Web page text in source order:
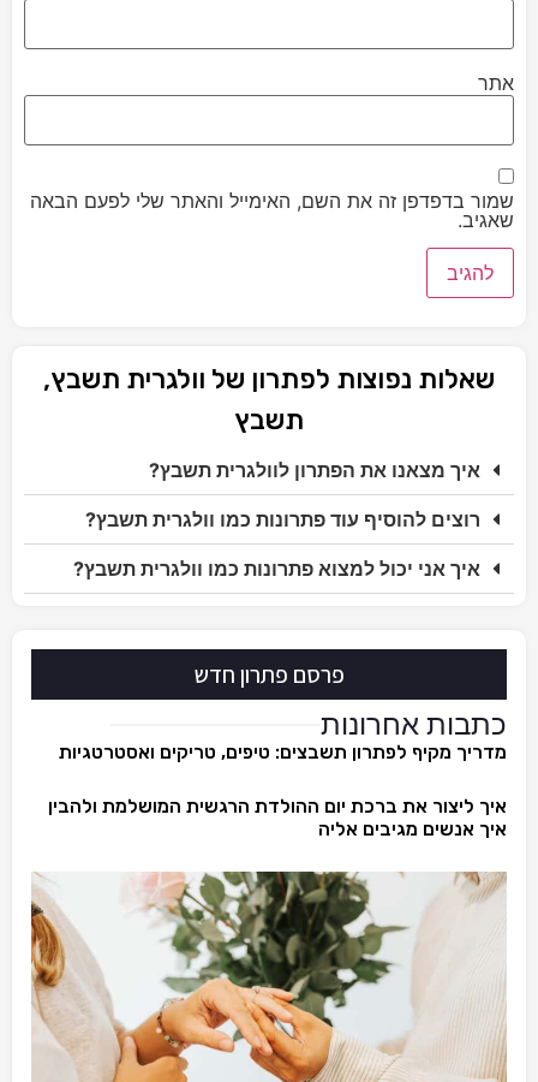
אתר
שמור בדפדפן זה את השם, האימייל והאתר שלי לפעם הבאה
שאגיב.
שאלות נפוצות לפתרון של וולגרית תשבץ,
תשבץ
איך מצאנו את הפתרון לוולגרית תשבץ?
רוצים להוסיף עוד פתרונות כמו וולגרית תשבץ?
איך אני יכול למצוא פתרונות כמו וולגרית תשבץ?
פרסם פתרון חדש
כתבות אחרונות
מדריך מקיף לפתרון תשבצים: טיפים, טריקים ואסטרטגיות
איך ליצור את ברכת יום ההולדת הרגשית המושלמת ולהבין
איך אנשים מגיבים אליה